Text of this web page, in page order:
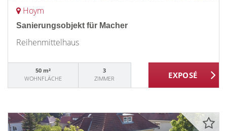
Hoym
Sanierungsobjekt für Macher
Reihenmittelhaus
50 m²
WOHNFLÄCHE
3
ZIMMER